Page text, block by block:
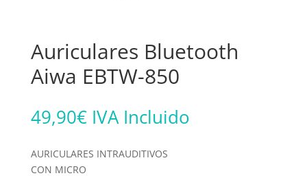
Auriculares Bluetooth
Aiwa EBTW-850
49,90€ IVA Incluido
AURICULARES INTRAUDITIVOS
CON MICRO